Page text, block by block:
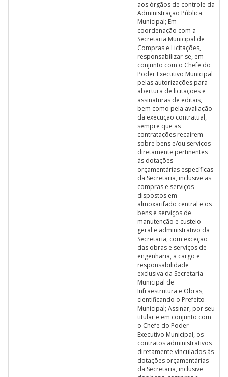
aos órgãos de controle da
Administração Pública
Municipal; Em
coordenação com a
Secretaria Municipal de
Compras e Licitações,
responsabilizar-se, em
conjunto com o Chefe do
Poder Executivo Municipal
pelas autorizações para
abertura de licitações e
assinaturas de editais,
bem como pela avaliação
da execução contratual,
sempre que as
contratações recaírem
sobre bens e/ou serviços
diretamente pertinentes
às dotações
orçamentárias específicas
da Secretaria, inclusive as
compras e serviços
dispostos em
almoxarifado central e os
bens e serviços de
manutenção e custeio
geral e administrativo da
Secretaria, com exceção
das obras e serviços de
engenharia, a cargo e
responsabilidade
exclusiva da Secretaria
Municipal de
Infraestrutura e Obras,
cientificando o Prefeito
Municipal; Assinar, por seu
titular e em conjunto com
o Chefe do Poder
Executivo Municipal, os
contratos administrativos
diretamente vinculados às
dotações orçamentárias
da Secretaria, inclusive